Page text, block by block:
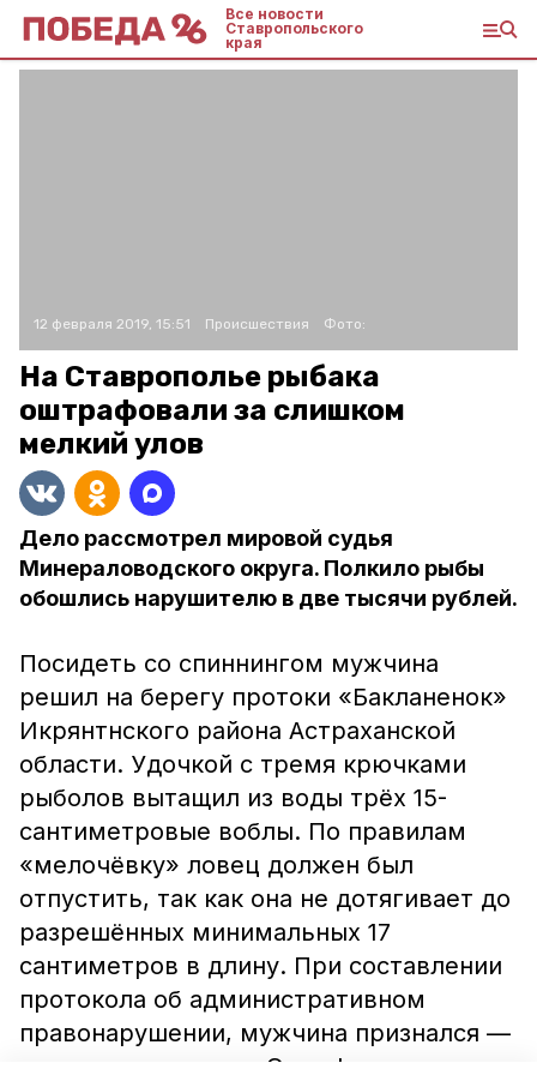
Все новости
Ставропольского
края
12 февраля 2019, 15:51 Происшествия Фото:
На Ставрополье рыбака
оштрафовали за слишком
мелкий улов
Дело рассмотрел мировой судья
Минераловодского округа. Полкило рыбы
обошлись нарушителю в две тысячи рублей.
Посидеть со спиннингом мужчина
решил на берегу протоки «Бакланенок»
Икрянтнского района Астраханской
области. Удочкой с тремя крючками
рыболов вытащил из воды трёх 15-
сантиметровые воблы. По правилам
«мелочёвку» ловец должен был
отпустить, так как она не дотягивает до
разрешённых минимальных 17
сантиметров в длину. При составлении
протокола об административном
правонарушении, мужчина признался —
о норме он не знал. Этот факт, а также